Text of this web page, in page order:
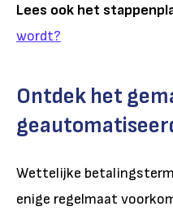
Lees ook het
wordt?
Ontdek het
Wettelijke
enige regelmaat